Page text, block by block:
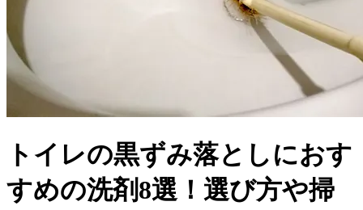
トイレの黒ずみ落としにおす
すめの洗剤8選！選び方や掃